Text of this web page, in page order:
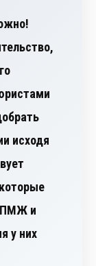
исходя
ПМЖ и
у них